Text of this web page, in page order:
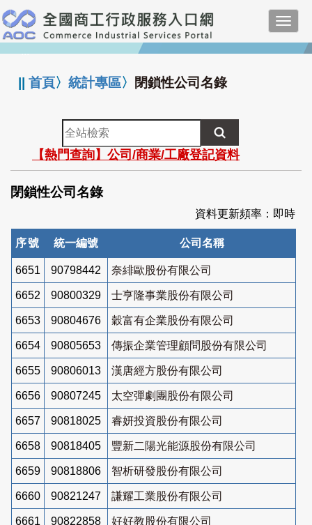
跳
到
主
要
:::
||首頁〉統計專區〉 閉鎖性公司名錄
全
站
檢
索
【熱門查詢】公司/商業/工廠登記資料
閉鎖性公司名錄
資料更新頻率：即時
序號 統一編號 公司名稱
6651 90798442 奈緋歐股份有限公司
6652 90800329 士亨隆事業股份有限公司
6653 90804676 穀富有企業股份有限公司
6654 90805653 傳振企業管理顧問股份有限公司
6655 90806013 漢唐經方股份有限公司
6656 90807245 太空彈劇團股份有限公司
6657 90818025 睿妍投資股份有限公司
6658 90818405 豐新二陽光能源股份有限公司
6659 90818806 智析研發股份有限公司
6660 90821247 謙耀工業股份有限公司
6661 90822858 好好教股份有限公司